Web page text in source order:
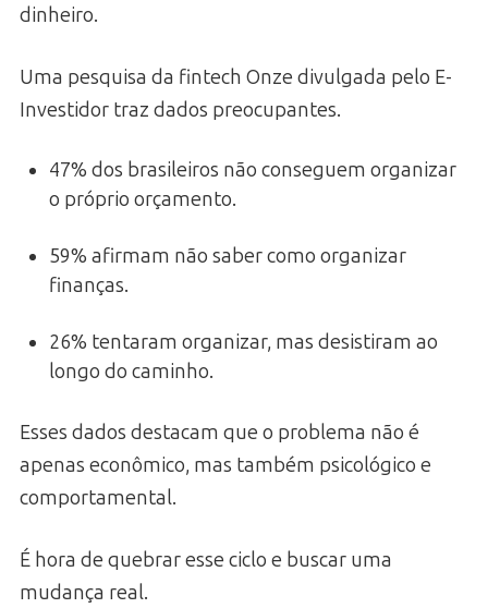
dinheiro.
Uma pesquisa da fintech Onze divulgada pelo E-
Investidor traz dados preocupantes.
47% dos brasileiros não conseguem organizar
o próprio orçamento.
59% afirmam não saber como organizar
finanças.
26% tentaram organizar, mas desistiram ao
longo do caminho.
Esses dados destacam que o problema não é
apenas econômico, mas também psicológico e
comportamental.
É hora de quebrar esse ciclo e buscar uma
mudança real.